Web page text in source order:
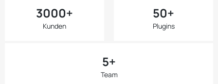
3000+
Kunden
50+
Plugins
5+
Team